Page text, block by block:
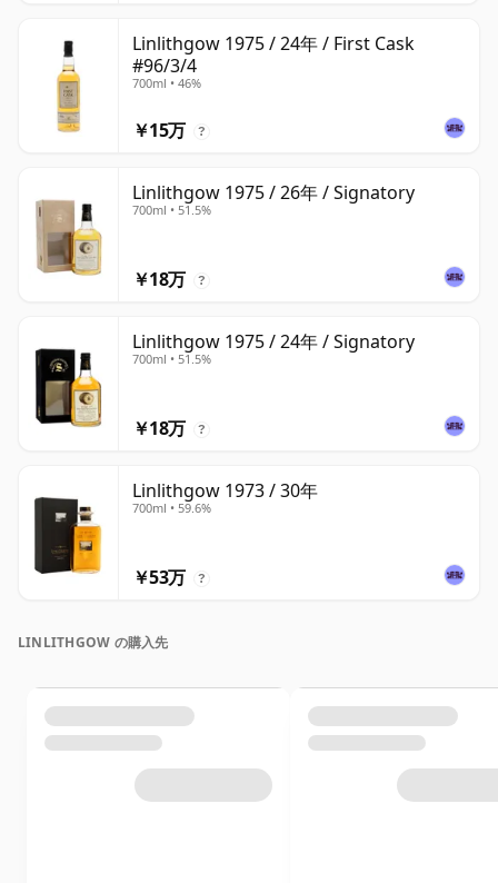
Linlithgow 1975 / 24年 / First Cask
#96/3/4
700ml • 46%
￥15万 ?
Linlithgow 1975 / 26年 / Signatory
700ml • 51.5%
￥18万 ?
Linlithgow 1975 / 24年 / Signatory
700ml • 51.5%
￥18万 ?
Linlithgow 1973 / 30年
700ml • 59.6%
￥53万 ?
LINLITHGOW の購入先